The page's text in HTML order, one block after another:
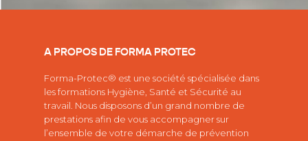
A PROPOS DE FORMA PROTEC
Forma-Protec® est une société spécialisée dans
lesformations Hygiène, Santé et Sécurité au
travail. Nous disposons d’un grand nombre de
prestations afin de vous accompagner sur
l’ensemble de votre démarche de prévention